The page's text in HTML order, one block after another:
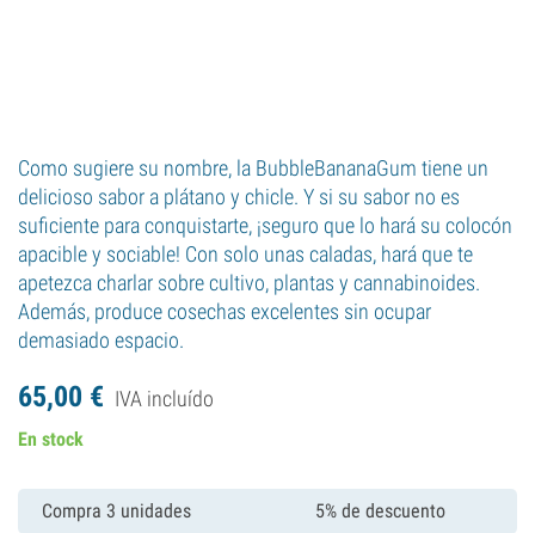
Como sugiere su nombre, la BubbleBananaGum tiene un
delicioso sabor a plátano y chicle. Y si su sabor no es
suficiente para conquistarte, ¡seguro que lo hará su colocón
apacible y sociable! Con solo unas caladas, hará que te
apetezca charlar sobre cultivo, plantas y cannabinoides.
Además, produce cosechas excelentes sin ocupar
demasiado espacio.
65,00 € IVA incluído
En stock
Compra 3 unidades 5% de descuento